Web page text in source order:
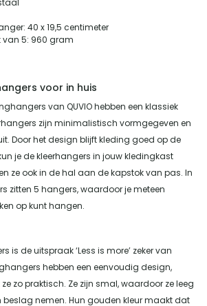
40 x 19,5 centimeter
van 5: 960 gram
voor in huis
van QUVIO hebben een klassiek
zijn minimalistisch vormgegeven en
Door het design blijft kleding goed op de
je de kleerhangers in jouw kledingkast
ze ook in de hal aan de kapstok van pas. In
zitten 5 hangers, waardoor je meteen
op kunt hangen.
is de uitspraak ‘Less is more’ zeker van
hebben een eenvoudig design,
zo praktisch. Ze zijn smal, waardoor ze leeg
nemen. Hun gouden kleur maakt dat